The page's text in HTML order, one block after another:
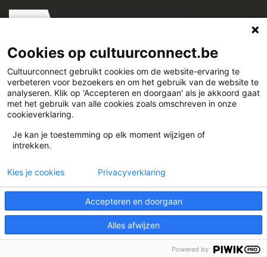
Cultuurconnect
www.cultuurconnect.be
Theme:Illdy.© Cultuurconnect
Cookies op cultuurconnect.be
Cultuurconnect gebruikt cookies om de website-ervaring te
verbeteren voor bezoekers en om het gebruik van de website te
analyseren. Klik op 'Accepteren en doorgaan' als je akkoord gaat
met het gebruik van alle cookies zoals omschreven in onze
cookieverklaring.
Je kan je toestemming op elk moment wijzigen of
intrekken.
Accepteren en doorgaan
Alles afwijzen
Kies je cookies Privacyverklaring
Powered by